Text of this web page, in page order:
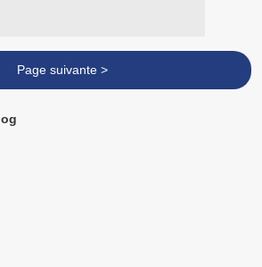
Page suivante >